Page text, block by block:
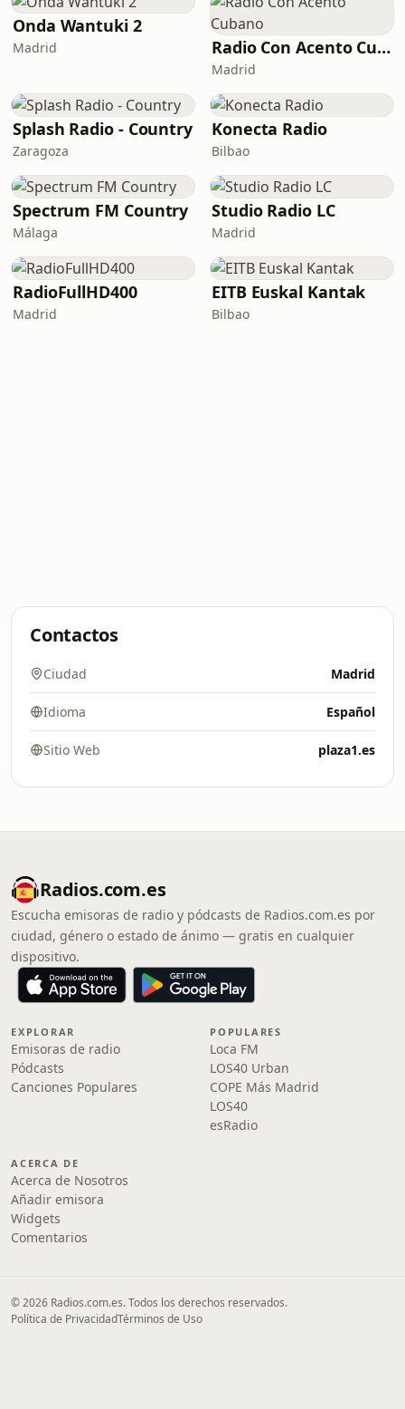
Onda Wantuki 2
Madrid Radio Con Acento Cubano
Madrid
Splash Radio - Country
Zaragoza
Konecta Radio
Bilbao
Spectrum FM Country
Málaga
Studio Radio LC
Madrid
RadioFullHD400
Madrid
EITB Euskal Kantak
Bilbao
Contactos
Ciudad Madrid
Idioma Español
Sitio Web plaza1.es
Radios.com.es
Escucha emisoras de radio y pódcasts de Radios.com.es por
ciudad, género o estado de ánimo — gratis en cualquier
dispositivo.
EXPLORAR
Emisoras de radio
Pódcasts
Canciones Populares
POPULARES
Loca FM
LOS40 Urban
COPE Más Madrid
LOS40
esRadio
ACERCA DE
Acerca de Nosotros
Añadir emisora
Widgets
Comentarios
© 2026 Radios.com.es. Todos los derechos reservados.
Política de PrivacidadTérminos de Uso